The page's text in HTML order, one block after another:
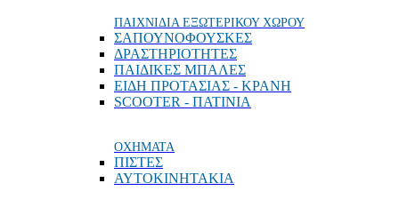
ΠΑΙΧΝΙΔΙΑ ΕΞΩΤΕΡΙΚΟΥ ΧΩΡΟΥ
ΣΑΠΟΥΝΟΦΟΥΣΚΕΣ
ΔΡΑΣΤΗΡΙΟΤΗΤΕΣ
ΠΑΙΔΙΚΕΣ ΜΠΑΛΕΣ
ΕΙΔΗ ΠΡΟΤΑΣΙΑΣ - ΚΡΑΝΗ
SCOOTER - ΠΑΤΙΝΙΑ
ΟΧΗΜΑΤΑ
ΠΙΣΤΕΣ
ΑΥΤΟΚΙΝΗΤΑΚΙΑ